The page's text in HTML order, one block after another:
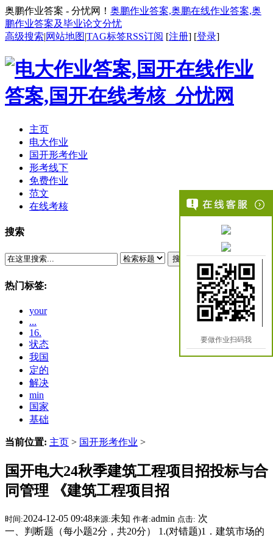
奥鹏作业答案 - 分忧网！ 奥鹏作业答案,奥鹏在线作业答案,奥
鹏作业答案及毕业论文分忧
高级搜索|网站地图|TAG标签RSS订阅 [注册] [登录]
主页
电大作业
国开形考作业
形考线下
免费作业
范文
在线考核
搜索
搜索
热门标签:
your
...
16.
状态
我国
定的
解决
min
国家
基础
当前位置: 主页 > 国开形考作业 >
国开电大24秋季建筑工程项目招投标与合
同管理 《建筑工程项目招
时间:2024-12-05 09:48来源:未知 作者:admin 点击: 次
一、判断题（每小题2分，共20分） 1.(对错题)1．建筑市场的
要做作业扫码我